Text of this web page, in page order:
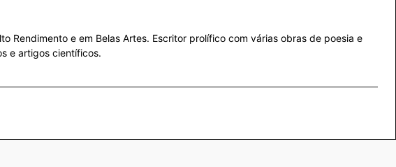
Rendimento e em Belas Artes. Escritor prolífico com várias obras de poesia e
e artigos científicos.